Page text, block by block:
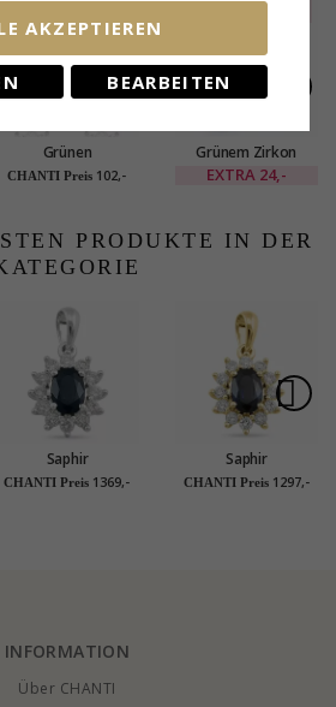
Grünen
Rosettenohrstecker
CHANTI Preis 102,-
Grünem Zirkon
Rosettenring aus
EXTRA 24,-
PRODUKTE IN DER
Saphir
Rosettenanhänger in
CHANTI Preis 1369,-
Saphir
Rosettenanhänger in
CHANTI Preis 1297,-
INFORMATION
Über CHANTI
AKZEPTIEREN
BEARBEITEN